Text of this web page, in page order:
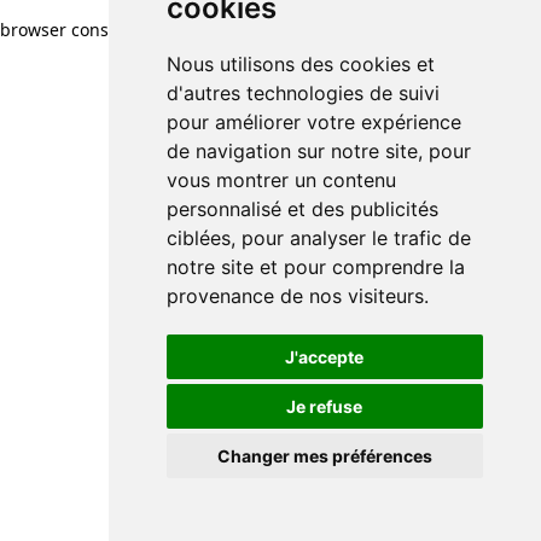
cookies
Nous utilisons des cookies et
d'autres technologies de suivi
pour améliorer votre expérience
de navigation sur notre site, pour
vous montrer un contenu
personnalisé et des publicités
ciblées, pour analyser le trafic de
notre site et pour comprendre la
provenance de nos visiteurs.
J'accepte
Je refuse
Changer mes préférences
browser console for more information)